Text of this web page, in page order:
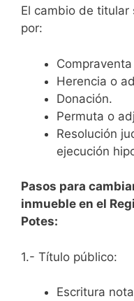
El cambio de titular
por:
Herencia o
Donación.
Permuta o
Resolución
ejecución
Pasos para
inmueble en el
Potes:
1.- Título público:
Escritura